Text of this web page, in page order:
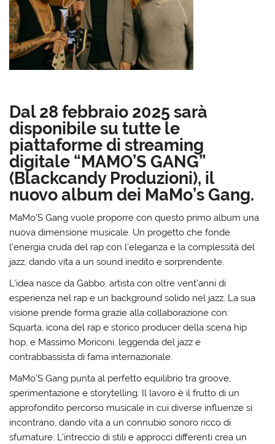
Dal 28 febbraio 2025 sarà
disponibile su tutte le
piattaforme di streaming
digitale “MAMO’S GANG”
(Blackcandy Produzioni), il
nuovo album dei MaMo’s Gang.
MaMo’S Gang vuole proporre con questo primo album una
nuova dimensione musicale. Un progetto che fonde
l’energia cruda del rap con l’eleganza e la complessità del
jazz, dando vita a un sound inedito e sorprendente.
L’idea nasce da Gabbo, artista con oltre vent’anni di
esperienza nel rap e un background solido nel jazz. La sua
visione prende forma grazie alla collaborazione con:
Squarta, icona del rap e storico producer della scena hip
hop, e Massimo Moriconi, leggenda del jazz e
contrabbassista di fama internazionale.
MaMo’S Gang punta al perfetto equilibrio tra groove,
sperimentazione e storytelling. Il lavoro è il frutto di un
approfondito percorso musicale in cui diverse influenze si
incontrano, dando vita a un connubio sonoro ricco di
sfumature. L’intreccio di stili e approcci differenti crea un